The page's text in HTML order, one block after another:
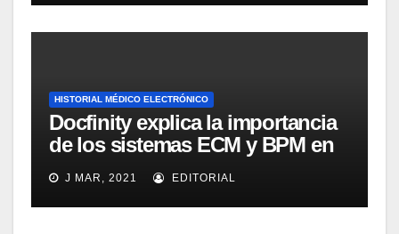
HISTORIAL MÉDICO ELECTRÓNICO
Docfinity explica la importancia
de los sistemas ECM y BPM en
la atención a los pacientes en
hospitales y clínicas
J MAR, 2021 EDITORIAL